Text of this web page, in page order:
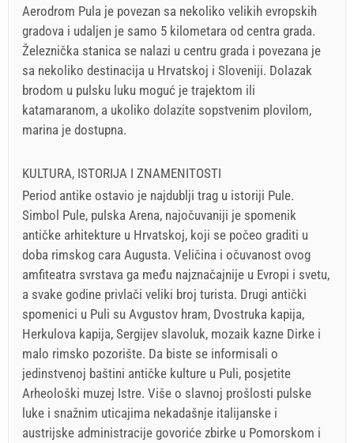
Aerodrom Pula je povezan sa nekoliko velikih evropskih
gradova i udaljen je samo 5 kilometara od centra grada.
Železnička stanica se nalazi u centru grada i povezana je
sa nekoliko destinacija u Hrvatskoj i Sloveniji. Dolazak
brodom u pulsku luku moguć je trajektom ili
katamaranom, a ukoliko dolazite sopstvenim plovilom,
marina je dostupna.
KULTURA, ISTORIJA I ZNAMENITOSTI
Period antike ostavio je najdublji trag u istoriji Pule.
Simbol Pule, pulska Arena, najočuvaniji je spomenik
antičke arhitekture u Hrvatskoj, koji se počeo graditi u
doba rimskog cara Augusta. Veličina i očuvanost ovog
amfiteatra svrstava ga među najznačajnije u Evropi i svetu,
a svake godine privlači veliki broj turista. Drugi antički
spomenici u Puli su Avgustov hram, Dvostruka kapija,
Herkulova kapija, Sergijev slavoluk, mozaik kazne Dirke i
malo rimsko pozorište. Da biste se informisali o
jedinstvenoj baštini antičke kulture u Puli, posjetite
Arheološki muzej Istre. Više o slavnoj prošlosti pulske
luke i snažnim uticajima nekadašnje italijanske i
austrijske administracije govoriće zbirke u Pomorskom i